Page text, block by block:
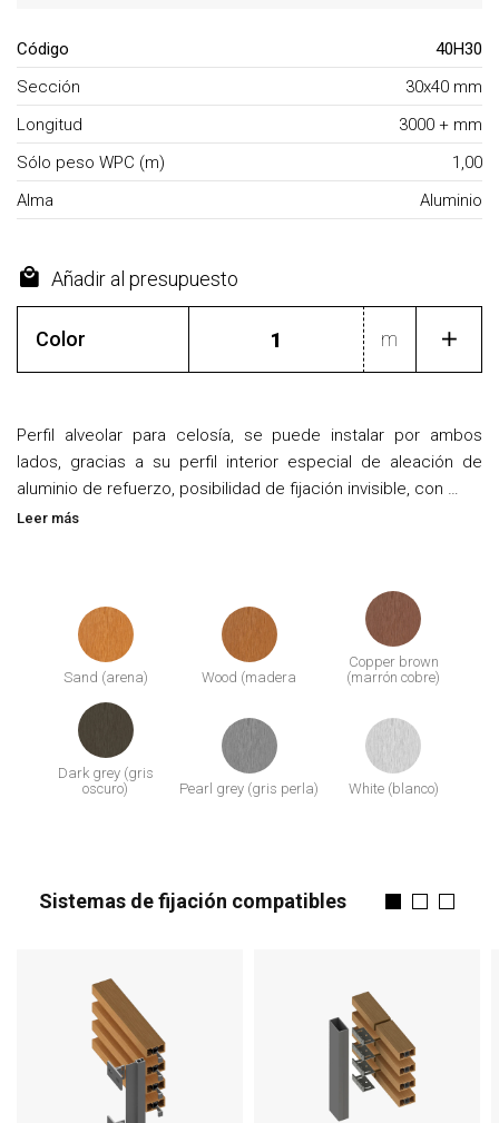
Código
40H30
Sección
30x40 mm
Longitud
3000 + mm
Sólo peso WPC (m)
1,00
Alma
Aluminio
Añadir al presupuesto
Color m
Perfil alveolar para celosía, se puede instalar por ambos
lados, gracias a su perfil interior especial de aleación de
aluminio de refuerzo, posibilidad de fijación invisible, con …
Leer más
Sand (arena) Wood (madera
Copper brown
(marrón cobre)
Dark grey (gris
oscuro)
Pearl grey (gris perla) White (blanco)
Sistemas de fijación compatibles